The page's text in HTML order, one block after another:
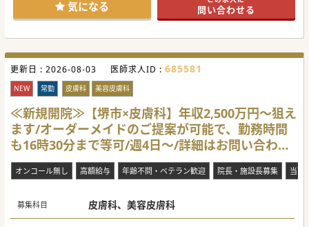
#秋入職可
気になる 問い合わせる
更新日 : 2026-08-03 医師求人ID : 685581
NEW 常勤 皮膚科 美容皮膚科
≪新規開院≫【堺市×皮膚科】年収2,500万円～狙え
ます/オーダーメイドのご提案が可能で、勤務時間
も16時30分まで等可/週4日～/詳細はお問い合わせ
ください
オンコール無し 高額給与 年齢不問・ベテラン歓迎 院長・施設長募集 当直
募集科目 皮膚科、美容皮膚科